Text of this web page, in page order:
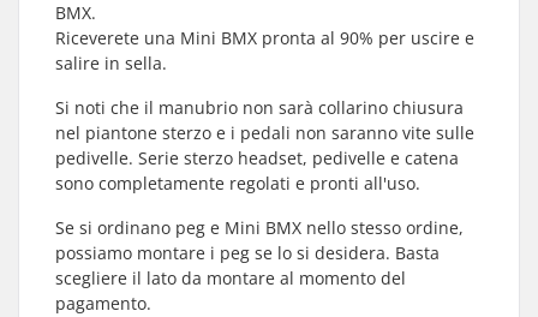
BMX.
Riceverete una Mini BMX pronta al 90% per uscire e
salire in sella.
Si noti che il manubrio non sarà collarino chiusura
nel piantone sterzo e i pedali non saranno vite sulle
pedivelle. Serie sterzo headset, pedivelle e catena
sono completamente regolati e pronti all'uso.
Se si ordinano peg e Mini BMX nello stesso ordine,
possiamo montare i peg se lo si desidera. Basta
scegliere il lato da montare al momento del
pagamento.